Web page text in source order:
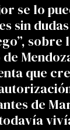
se lo
sin
sobre
que
de